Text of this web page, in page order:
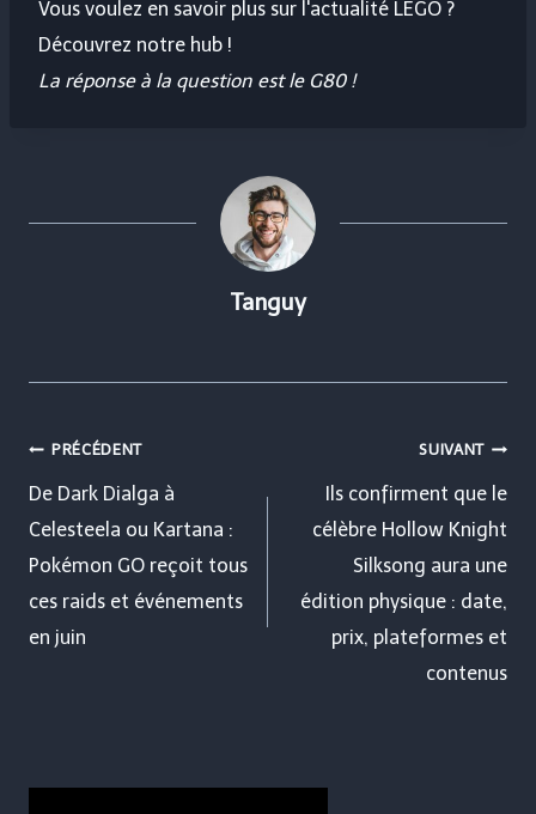
Vous voulez en savoir plus sur l'actualité LEGO ?
Découvrez notre hub !
La réponse à la question est le G80 !
Tanguy
Navigation
de
l’article
PRÉCÉDENT
De Dark Dialga à
Celesteela ou Kartana :
Pokémon GO reçoit tous
ces raids et événements
en juin
SUIVANT
Ils confirment que le
célèbre Hollow Knight
Silksong aura une
édition physique : date,
prix, plateformes et
contenus